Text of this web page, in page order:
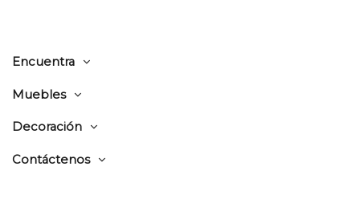
Encuentra
Muebles
Decoración
Contáctenos